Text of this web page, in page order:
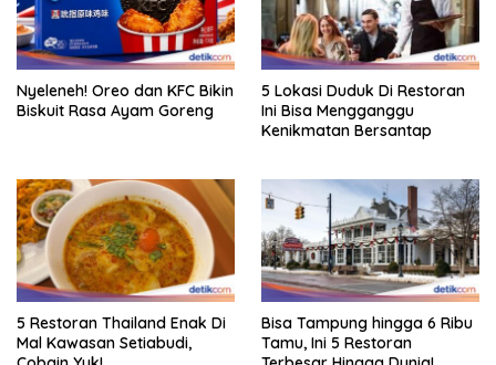
Nyeleneh! Oreo dan KFC Bikin
Biskuit Rasa Ayam Goreng
5 Lokasi Duduk Di Restoran
Ini Bisa Mengganggu
Kenikmatan Bersantap
5 Restoran Thailand Enak Di
Mal Kawasan Setiabudi,
Bisa Tampung hingga 6 Ribu
Tamu, Ini 5 Restoran